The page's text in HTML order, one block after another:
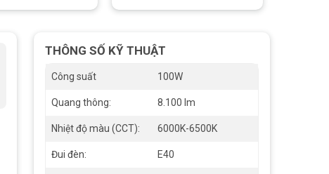
THÔNG SỐ KỸ THUẬT
Công suất 100W
Quang thông: 8.100 lm
Nhiệt độ màu (CCT): 6000K-6500K
Đui đèn: E40